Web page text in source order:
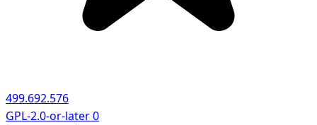
499.692.576
GPL-2.0-or-later0